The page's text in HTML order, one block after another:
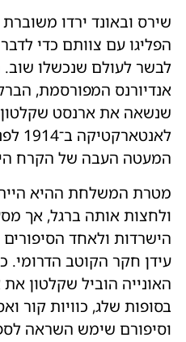
שירס ובאונד ירדו
הפליגו עם צוותם כדי
לבשר לעולם שנכשלו
אנדיורנס המפורסמת,
המעטה העבה של הקרח
מטרת המשלחת ההיא
ולחצות אותה ברגל, אך
הישרדות ולאחד
עידן חקר הקוטב הדרומי.
האונייה הוביל שקלטון
בסופות שלג, כוויות קור
וסיפורם שימש השראה